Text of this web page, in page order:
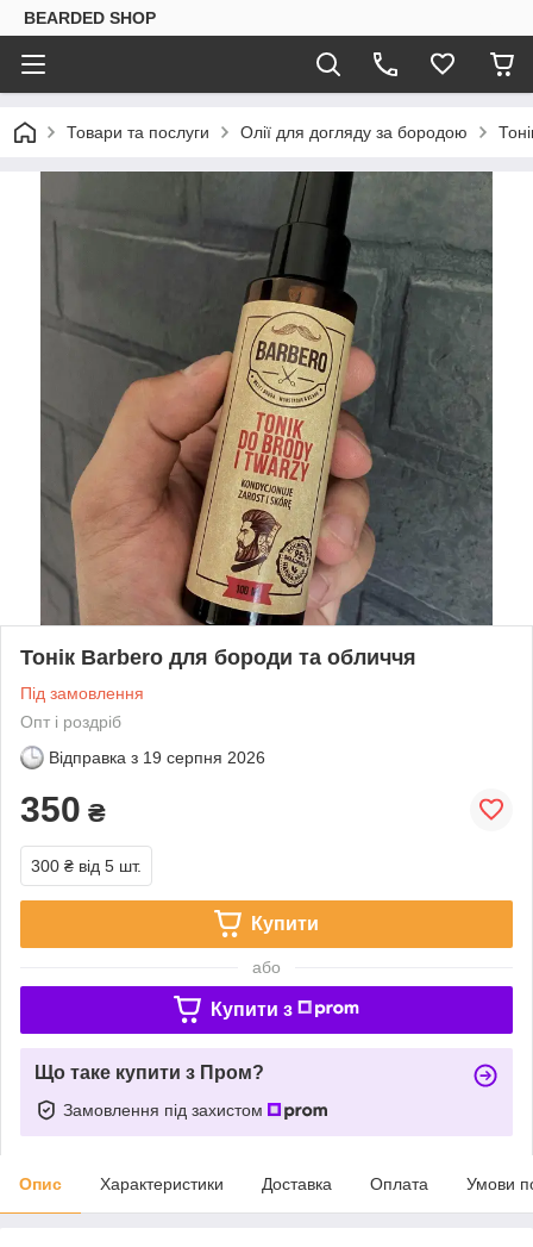
BEARDED SHOP
Товари та послуги Олії для догляду за бородою
Тонік Barbero для бороди та обличчя
Під замовлення
Опт і роздріб
Відправка з 19 серпня 2026
350 ₴
300 ₴ від 5 шт.
Купити
або
Купити з
Що таке купити з Пром?
Замовлення під захистом
Опис Характеристики Доставка Оплата Умови